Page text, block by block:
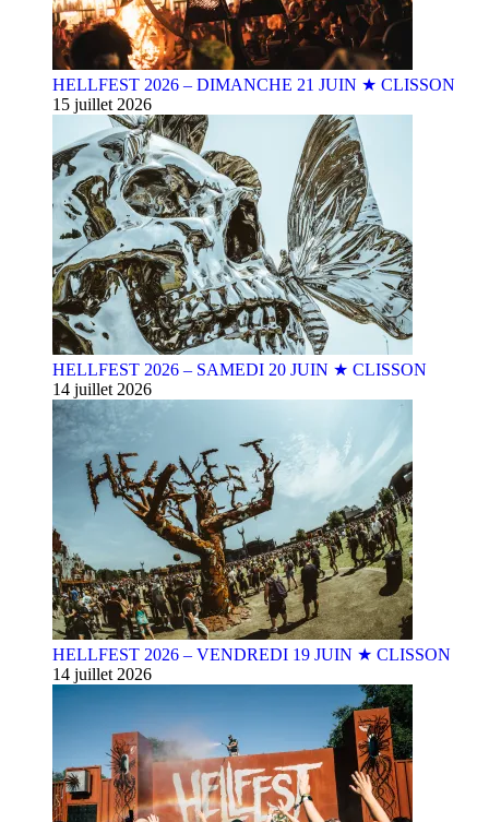
HELLFEST 2026 – DIMANCHE 21 JUIN ★ CLISSON
15 juillet 2026
HELLFEST 2026 – SAMEDI 20 JUIN ★ CLISSON
14 juillet 2026
HELLFEST 2026 – VENDREDI 19 JUIN ★ CLISSON
14 juillet 2026